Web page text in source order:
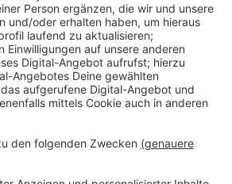
dritte Fahrgast hier bei uns auf
der Uni Bonn nicht mehr mit
den ÖPNV nutzen.
erreicht und neben einem
in Bonn die Pendler und